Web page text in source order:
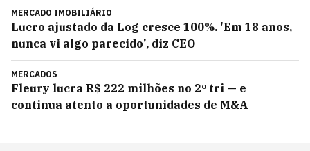
MERCADO IMOBILIÁRIO
Lucro ajustado da Log cresce 100%. 'Em 18 anos,
nunca vi algo parecido', diz CEO
MERCADOS
Fleury lucra R$ 222 milhões no 2º tri — e
continua atento a oportunidades de M&A